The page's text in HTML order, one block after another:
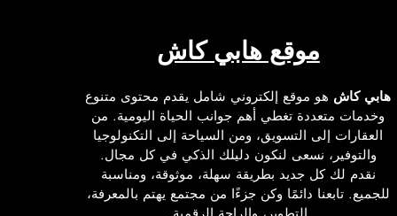
موقع هابي كاش
كاشهو موقع إلكتروني شامل يقدم محتوى متنوع
متعددة تغطي أهم جوانب الحياة اليومية. من
إلى التسويق، ومن السياحة إلى التكنولوجيا
نسعى لنكون دليلك الذكي في كل مجال.
لك كل جديد بطريقة سهلة، موثوقة، ومناسبة
تابعنا دائمًا وكن جزءًا من مجتمع يهتم بالمعرفة،